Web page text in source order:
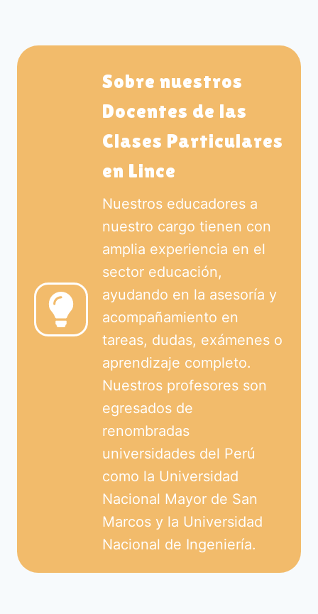
Sobre nuestros
Docentes de las
Clases Particulares
en Lince
Nuestros educadores a
nuestro cargo tienen con
amplia experiencia en el
sector educación,
ayudando en la asesoría y
acompañamiento en
tareas, dudas, exámenes o
aprendizaje completo.
Nuestros profesores son
egresados de
renombradas
universidades del Perú
como la Universidad
Nacional Mayor de San
Marcos y la Universidad
Nacional de Ingeniería.